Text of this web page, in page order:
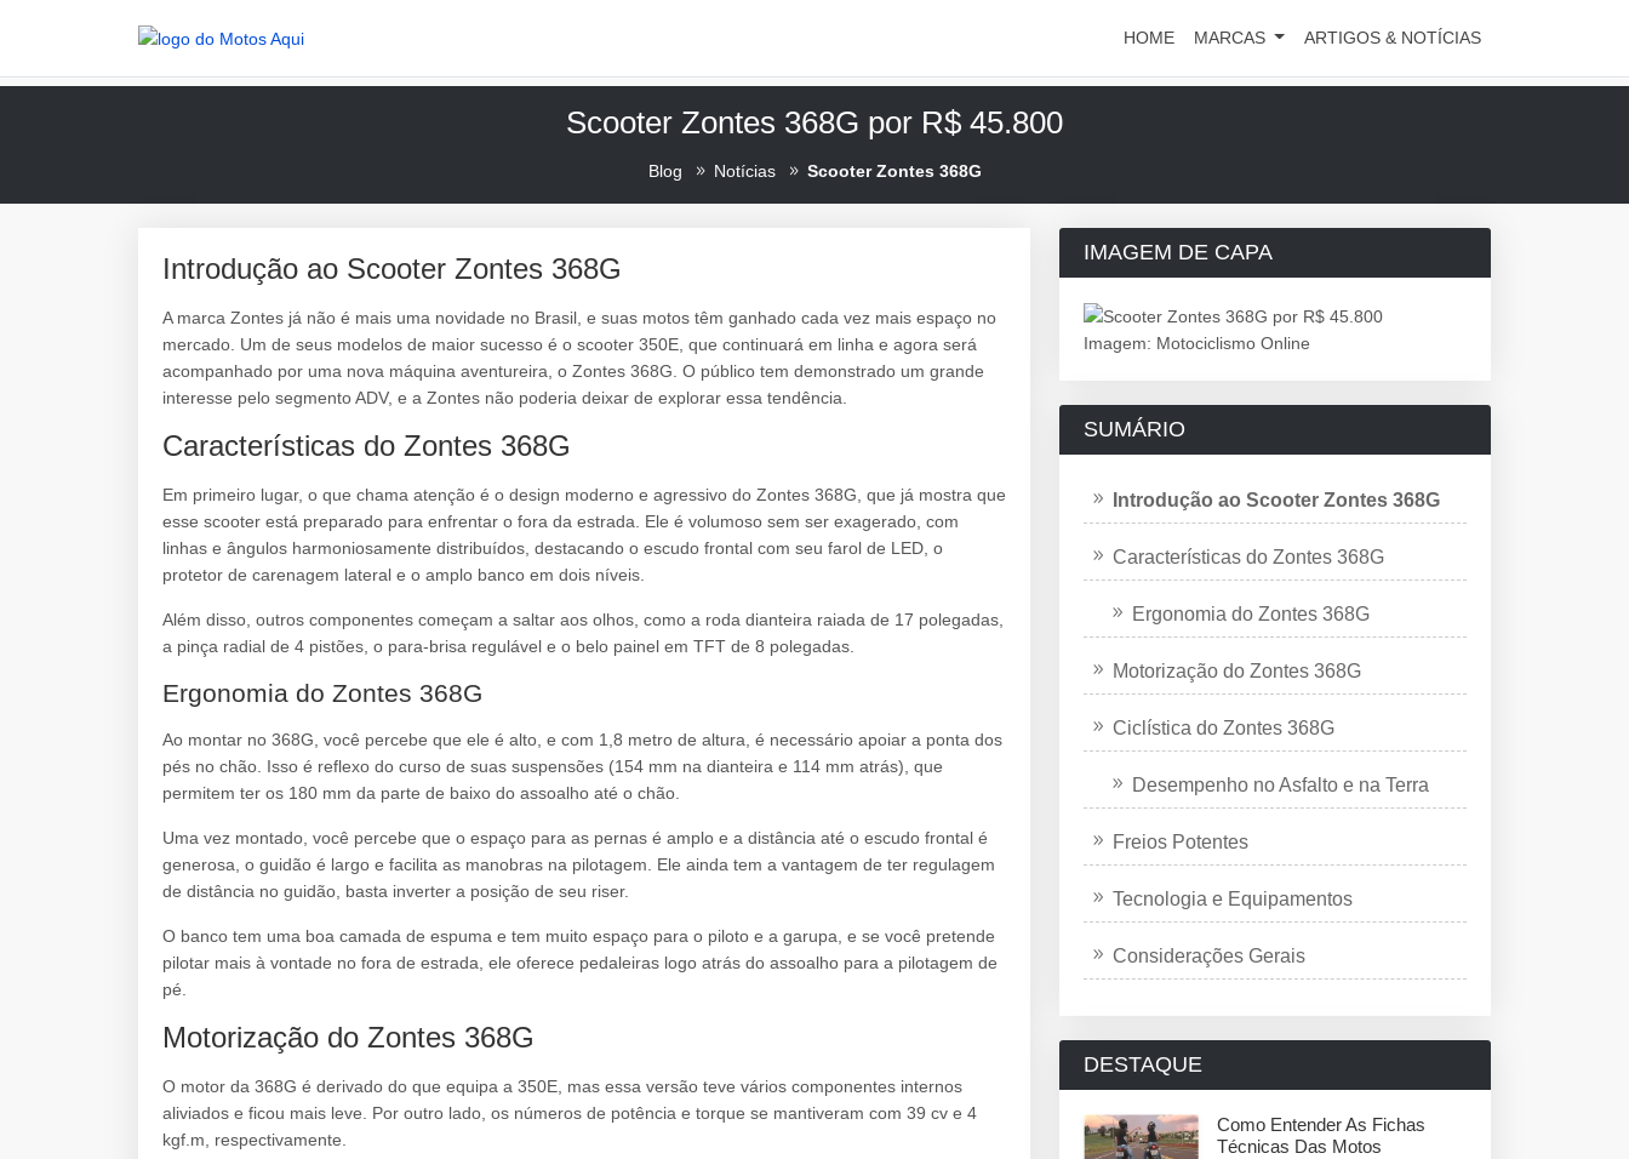
HOME MARCAS ARTIGOS & NOTÍCIAS
Scooter Zontes 368G por R$ 45.800
Blog Notícias Scooter Zontes 368G
Introdução ao Scooter Zontes 368G
A marca Zontes já não é mais uma novidade no Brasil, e suas motos têm ganhado cada vez mais espaço no
mercado. Um de seus modelos de maior sucesso é o scooter 350E, que continuará em linha e agora será
acompanhado por uma nova máquina aventureira, o Zontes 368G. O público tem demonstrado um grande
interesse pelo segmento ADV, e a Zontes não poderia deixar de explorar essa tendência.
Características do Zontes 368G
Em primeiro lugar, o que chama atenção é o design moderno e agressivo do Zontes 368G, que já mostra que
esse scooter está preparado para enfrentar o fora da estrada. Ele é volumoso sem ser exagerado, com
linhas e ângulos harmoniosamente distribuídos, destacando o escudo frontal com seu farol de LED, o
protetor de carenagem lateral e o amplo banco em dois níveis.
Além disso, outros componentes começam a saltar aos olhos, como a roda dianteira raiada de 17 polegadas,
a pinça radial de 4 pistões, o para-brisa regulável e o belo painel em TFT de 8 polegadas.
Ergonomia do Zontes 368G
Ao montar no 368G, você percebe que ele é alto, e com 1,8 metro de altura, é necessário apoiar a ponta dos
pés no chão. Isso é reflexo do curso de suas suspensões (154 mm na dianteira e 114 mm atrás), que
permitem ter os 180 mm da parte de baixo do assoalho até o chão.
Uma vez montado, você percebe que o espaço para as pernas é amplo e a distância até o escudo frontal é
generosa, o guidão é largo e facilita as manobras na pilotagem. Ele ainda tem a vantagem de ter regulagem
de distância no guidão, basta inverter a posição de seu riser.
O banco tem uma boa camada de espuma e tem muito espaço para o piloto e a garupa, e se você pretende
pilotar mais à vontade no fora de estrada, ele oferece pedaleiras logo atrás do assoalho para a pilotagem de
pé.
Motorização do Zontes 368G
O motor da 368G é derivado do que equipa a 350E, mas essa versão teve vários componentes internos
aliviados e ficou mais leve. Por outro lado, os números de potência e torque se mantiveram com 39 cv e 4
kgf.m, respectivamente.
IMAGEM DE CAPA
Imagem: Motociclismo Online
SUMÁRIO
Introdução ao Scooter Zontes 368G
Características do Zontes 368G
Ergonomia do Zontes 368G
Motorização do Zontes 368G
Ciclística do Zontes 368G
Desempenho no Asfalto e na Terra
Freios Potentes
Tecnologia e Equipamentos
Considerações Gerais
DESTAQUE
Como Entender As Fichas
Técnicas Das Motos